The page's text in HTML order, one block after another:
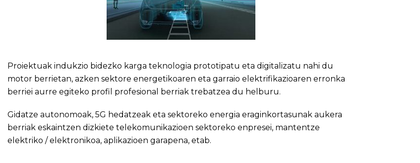
Proiektuak indukzio bidezko karga teknologia prototipatu eta digitalizatu nahi du
motor berrietan, azken sektore energetikoaren eta garraio elektrifikazioaren erronka
berriei aurre egiteko profil profesional berriak trebatzea du helburu.
Gidatze autonomoak, 5G hedatzeak eta sektoreko energia eraginkortasunak aukera
berriak eskaintzen dizkiete telekomunikazioen sektoreko enpresei, mantentze
elektriko / elektronikoa, aplikazioen garapena, etab.